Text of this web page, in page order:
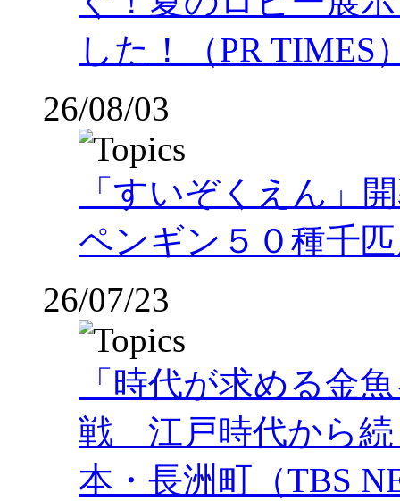
した！（PR TIMES
26/08/03
「すいぞくえん」
ペンギン５０種千
26/07/23
「時代が求める金
戦 江戸時代から
本・長洲町（TBS